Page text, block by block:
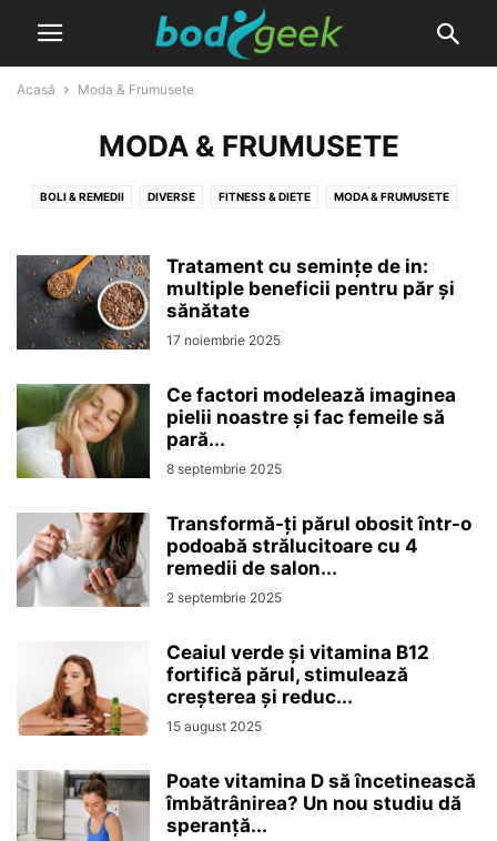
Acasă Moda & Frumusete
MODA & FRUMUSETE
BOLI & REMEDII DIVERSE FITNESS & DIETE MODA & FRUMUSETE
Tratament cu semințe de in:
multiple beneficii pentru păr și
sănătate
17 noiembrie 2025
Ce factori modelează imaginea
pielii noastre și fac femeile să
pară...
8 septembrie 2025
Transformă-ți părul obosit într-o
podoabă strălucitoare cu 4
remedii de salon...
2 septembrie 2025
Ceaiul verde și vitamina B12
fortifică părul, stimulează
creșterea și reduc...
15 august 2025
Poate vitamina D să încetinească
îmbătrânirea? Un nou studiu dă
speranță...